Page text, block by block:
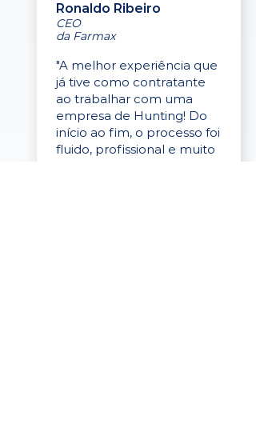
Ronaldo Ribeiro
CEO
da Farmax
"A melhor experiência que
já tive como contratante
ao trabalhar com uma
empresa de Hunting! Do
início ao fim, o processo foi
fluido, profissional e muito